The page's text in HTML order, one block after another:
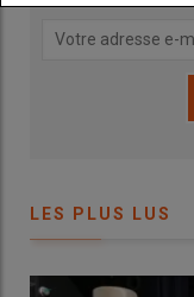
LES PLUS LUS